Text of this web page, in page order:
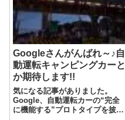
Googleさんがんばれ～♪自
動運転キャンピングカーと
か期待します!!
気になる記事がありました。
Google、自動運転カーの“完全
に機能する”プロトタイプを披